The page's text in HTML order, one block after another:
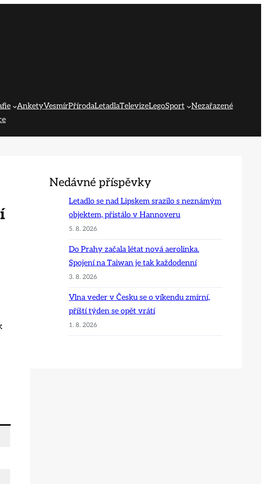
AnketyVesmírPřírodaLetadlaTelevizeLegoSport
Nezařazené
Nedávné příspěvky
Letadlo se nad Lipskem srazilo s neznámým
objektem, přistálo v Hannoveru
5. 8. 2026
Do Prahy začala létat nová aerolinka.
Spojení na Taiwan je tak každodenní
3. 8. 2026
Vlna veder v Česku se o víkendu zmírní,
příští týden se opět vrátí
1. 8. 2026